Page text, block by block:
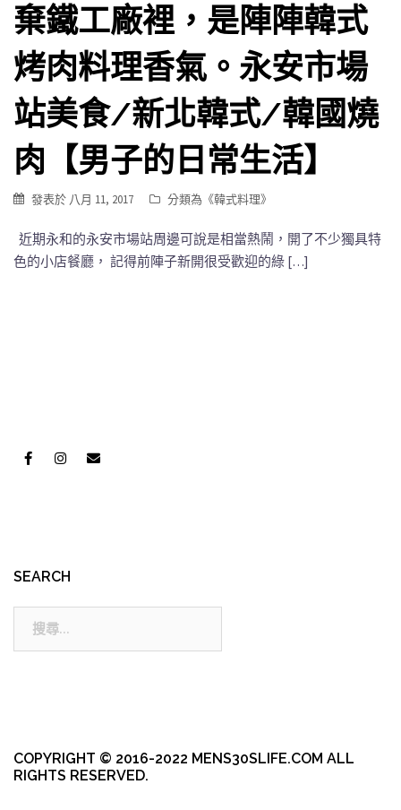
棄鐵工廠裡，是陣陣韓式
烤肉料理香氣。永安市場
站美食/新北韓式/韓國燒
肉【男子的日常生活】
發表於 八月 11, 2017 分類為《韓式料理》
近期永和的永安市場站周邊可說是相當熱鬧，開了不少獨具特
色的小店餐廳， 記得前陣子新開很受歡迎的綠 […]
SEARCH
COPYRIGHT © 2016-2022 MENS30SLIFE.COM ALL
RIGHTS RESERVED.